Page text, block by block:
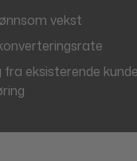
vekst
fra eksisterende